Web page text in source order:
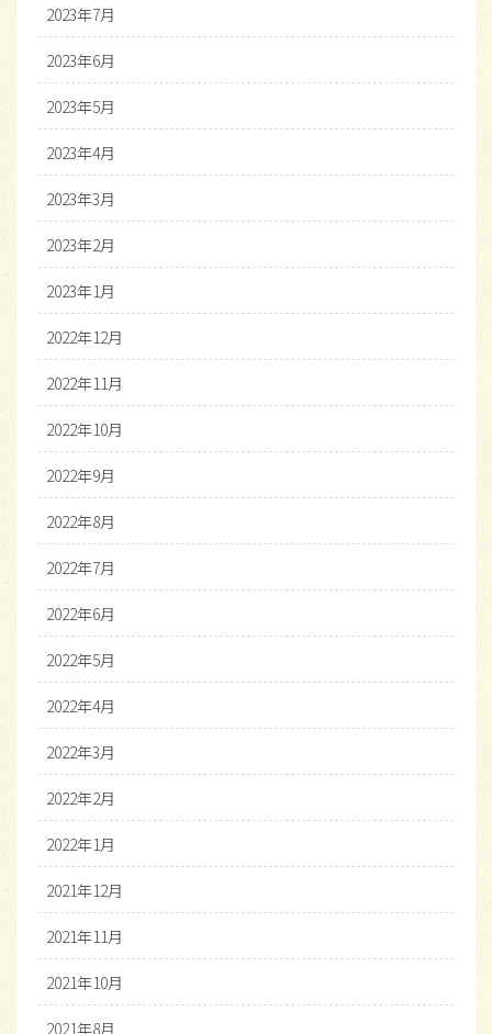
2023年7月
2023年6月
2023年5月
2023年4月
2023年3月
2023年2月
2023年1月
2022年12月
2022年11月
2022年10月
2022年9月
2022年8月
2022年7月
2022年6月
2022年5月
2022年4月
2022年3月
2022年2月
2022年1月
2021年12月
2021年11月
2021年10月
2021年8月